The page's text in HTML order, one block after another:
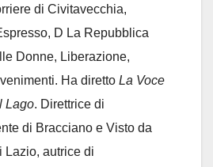
di Civitavecchia,
D La Repubblica
Donne, Liberazione,
Ha diretto La Voce
Lago. Direttrice di
di Bracciano e Visto da
Lazio, autrice di